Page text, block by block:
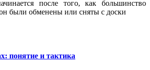
после того, как большинство
были обменены или сняты с доски
понятие и тактика